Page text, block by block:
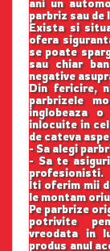
ani un
parbriz sau de
Exista si
ofera
se poate
sau chiar
negative
Din fericire,
parbrizele
inglobeaza
inlocuite in
de cateva
- Sa alegi
- Sa te
profesionisti.
Iti oferim mii
le montam
Pe parbrize
potrivite
vreodata in
produs anul